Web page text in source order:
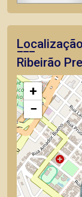
Ribeirão
+
−